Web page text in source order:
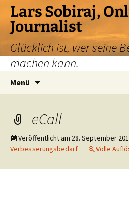
Zum
Inhalt
springen
Lars Sobiraj,
Journalist
Glücklich ist, wer seine
machen kann.
Menü
eCall
Veröffentlicht am 28. September
Verbesserungsbedarf
Volle